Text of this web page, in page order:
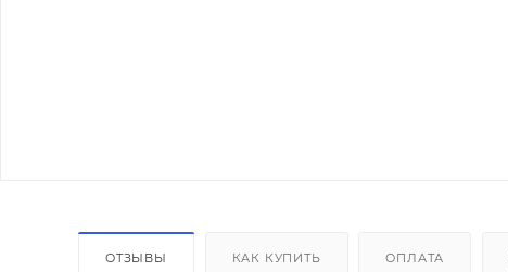
ОТЗЫВЫ КАК КУПИТЬ ОПЛАТА